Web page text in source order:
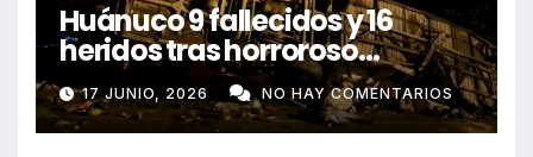
Huánuco 9 fallecidos y 16
heridos tras horroroso
despiste de bus Real Chancas
que impactó contra vivienda
17 JUNIO, 2026 NO HAY COMENTARIOS